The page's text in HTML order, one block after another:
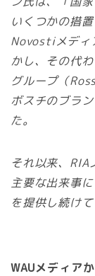
いくつかの措
Novostiメディ
かし、その代
グループ（
ボスチのブラ
た。
それ以来、RIA
主要な出来事
を提供し続け
WAUメディア